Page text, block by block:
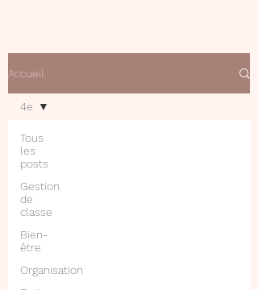
Accueil
Tous
les
posts
Gestion
de
classe
Bien-
être
Organisation
4e